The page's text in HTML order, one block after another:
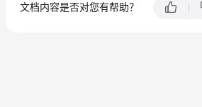
文档内容是否对您有帮助？